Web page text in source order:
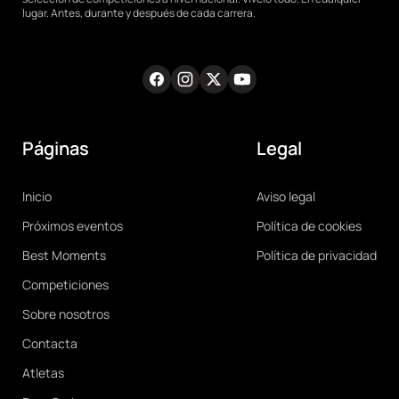
lugar. Antes, durante y después de cada carrera.
RRSS
FacebookInstagram
TwitterYoutube
Páginas
Main
navigation
Inicio
Próximos eventos
Best Moments
Competiciones
Sobre nosotros
Contacta
Atletas
Legal
Legal
Aviso legal
Política de cookies
Política de privacidad